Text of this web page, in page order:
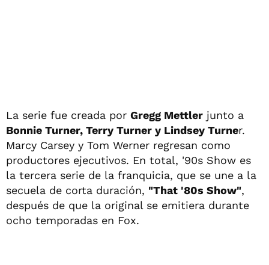
La serie fue creada por Gregg Mettler junto a
Bonnie Turner, Terry Turner y Lindsey Turner.
Marcy Carsey y Tom Werner regresan como
productores ejecutivos. En total, '90s Show es
la tercera serie de la franquicia, que se une a la
secuela de corta duración, "That '80s Show",
después de que la original se emitiera durante
ocho temporadas en Fox.